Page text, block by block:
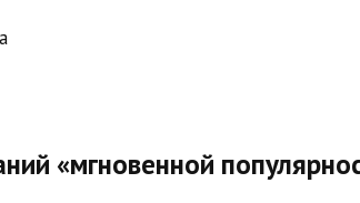
«мгновенной